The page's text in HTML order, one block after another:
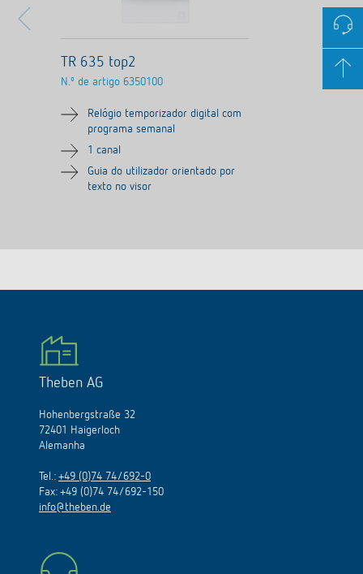
TR 635 top2
N.º de artigo 6350100
Relógio temporizador digital com
programa semanal
1 canal
Guia do utilizador orientado por
texto no visor
Theben AG
Hohenbergstraße 32
72401 Haigerloch
Alemanha
Tel.: +49 (0)74 74/692-0
Fax: +49 (0)74 74/692-150
info@theben.de